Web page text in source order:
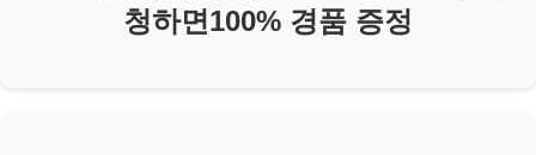
청하면100% 경품 증정